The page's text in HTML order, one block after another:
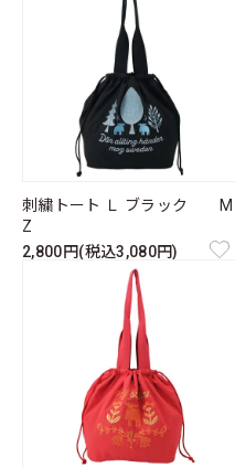
刺繍トート Ｌ ブラック M
Z
2,800円(税込3,080円)